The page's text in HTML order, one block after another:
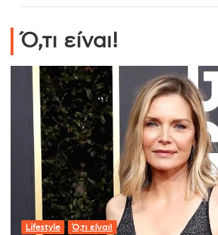
Ό,τι είναι!
Lifestyle Ό,τι είναι!